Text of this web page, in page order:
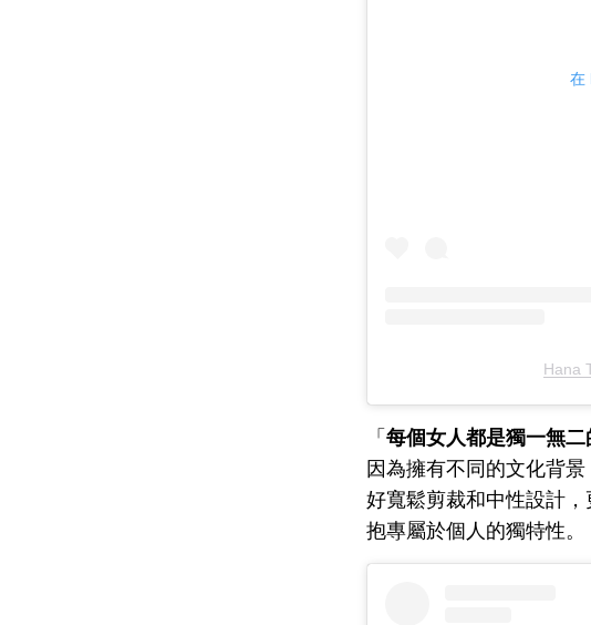
在
Hana
「 每個女人都是獨一無二
因為擁有不同的文化背
好寬鬆剪裁和中性設計
抱專屬於個人的獨特性。